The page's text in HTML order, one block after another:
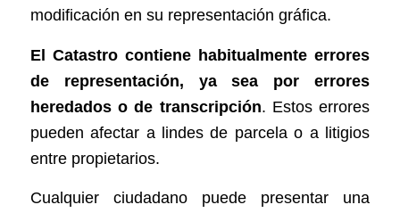
modificación en su representación gráfica.
El Catastro contiene habitualmente errores
de representación, ya sea por errores
heredados o de transcripción. Estos errores
pueden afectar a lindes de parcela o a litigios
entre propietarios.
Cualquier ciudadano puede presentar una